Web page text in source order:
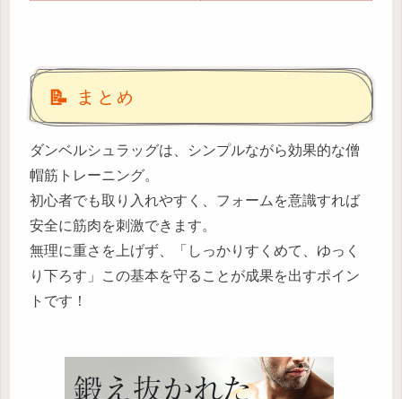
📝 まとめ
ダンベルシュラッグは、シンプルながら効果的な僧
帽筋トレーニング。
初心者でも取り入れやすく、フォームを意識すれば
安全に筋肉を刺激できます。
無理に重さを上げず、「しっかりすくめて、ゆっく
り下ろす」この基本を守ることが成果を出すポイン
トです！